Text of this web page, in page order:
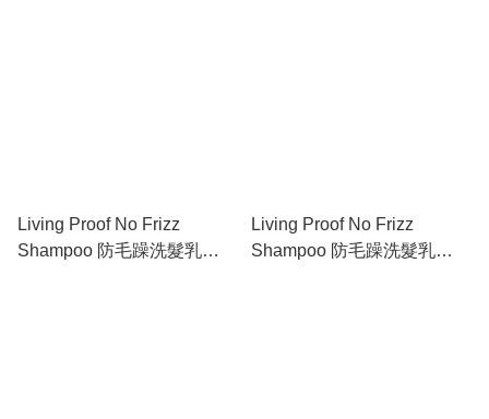
Living Proof No Frizz
Shampoo 防毛躁洗髮乳
Living Proof No Frizz
Shampoo 防毛躁洗髮乳